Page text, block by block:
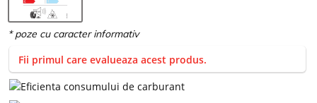
Fii primul care evalueaza acest produs.